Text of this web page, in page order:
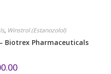
, Winstrol (Estanozolol)
Biotrex Pharmaceuticals